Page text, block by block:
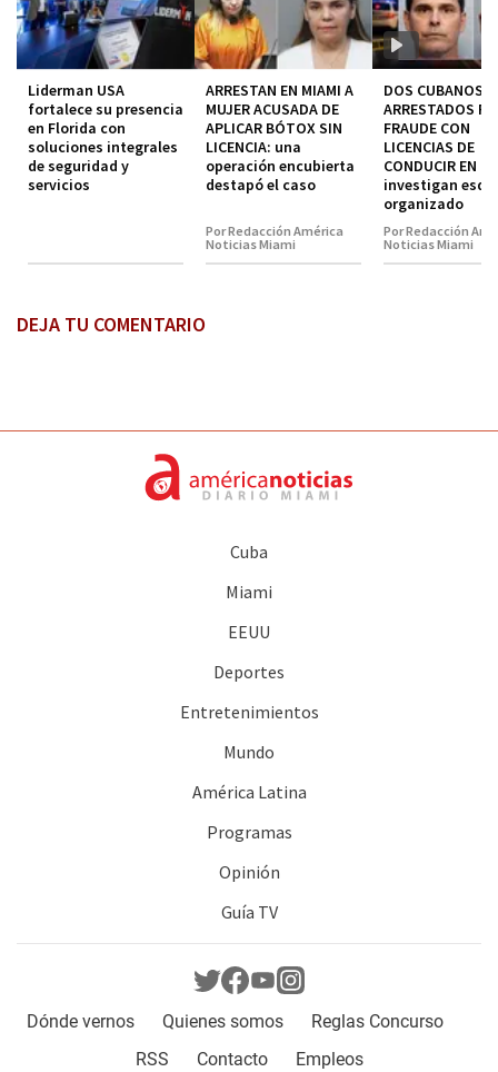
Liderman USA
fortalece su presencia
en Florida con
soluciones integrales
de seguridad y
servicios
ARRESTAN EN MIAMI A
MUJER ACUSADA DE
APLICAR BÓTOX SIN
LICENCIA: una
operación encubierta
destapó el caso
Por Redacción América
Noticias Miami
DOS CUBANOS
ARRESTADOS
FRAUDE CON
LICENCIAS DE
CONDUCIR EN
investigan
organizado
Por Redacción
Noticias Miami
DEJA TU COMENTARIO
Cuba
Miami
EEUU
Deportes
Entretenimientos
Mundo
América Latina
Programas
Opinión
Guía TV
Dónde vernos Quienes somos
Reglas Concurso
RSS
Contacto Empleos